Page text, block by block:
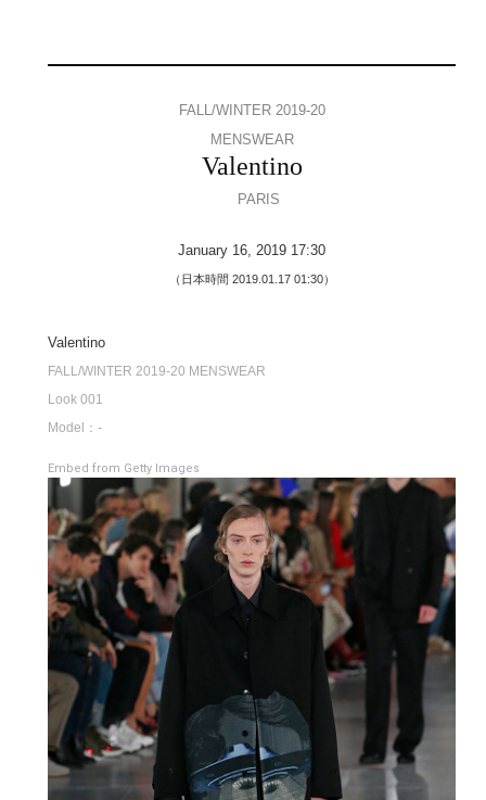
FALL/WINTER 2019-20
MENSWEAR
Valentino
PARIS
January 16, 2019 17:30
（日本時間 2019.01.17 01:30）
Valentino
FALL/WINTER 2019-20 MENSWEAR
Look 001
Model：-
Embed from Getty Images